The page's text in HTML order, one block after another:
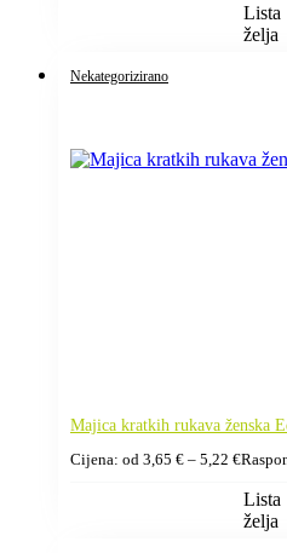
Lista
želja
Nekategorizirano
Majica kratkih rukava ženska
Cijena: od 3,65 € – 5,22 €
Lista
želja